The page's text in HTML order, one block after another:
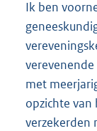
Ik ben
met
opzichte
verzekerden